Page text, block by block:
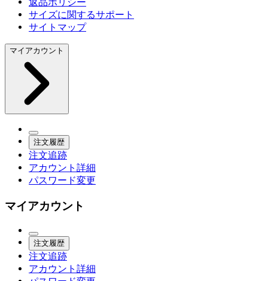
サイズに関するサポート
サイトマップ
マイアカウント
注文履歴
注文追跡
アカウント詳細
パスワード変更
マイアカウント
注文履歴
注文追跡
アカウント詳細